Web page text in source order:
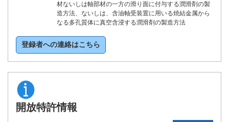
材ないしは軸部材の一方の滑り面に付与する潤滑剤の製
造方法、ないしは、含油軸受装置に用いる焼結金属から
なる多孔質体に真空含浸する潤滑剤の製造方法
登録者への連絡はこちら
開放特許情報